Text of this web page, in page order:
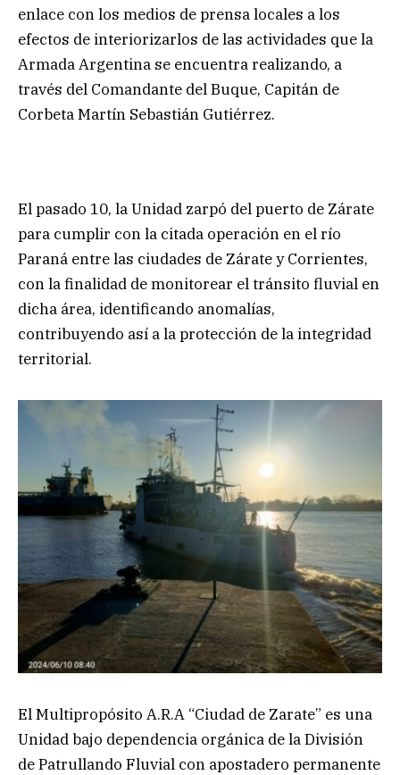
enlace con los medios de prensa locales a los
efectos de interiorizarlos de las actividades que la
Armada Argentina se encuentra realizando, a
través del Comandante del Buque, Capitán de
Corbeta Martín Sebastián Gutiérrez.
El pasado 10, la Unidad zarpó del puerto de Zárate
para cumplir con la citada operación en el río
Paraná entre las ciudades de Zárate y Corrientes,
con la finalidad de monitorear el tránsito fluvial en
dicha área, identificando anomalías,
contribuyendo así a la protección de la integridad
territorial.
El Multipropósito A.R.A “Ciudad de Zarate” es una
Unidad bajo dependencia orgánica de la División
de Patrullando Fluvial con apostadero permanente